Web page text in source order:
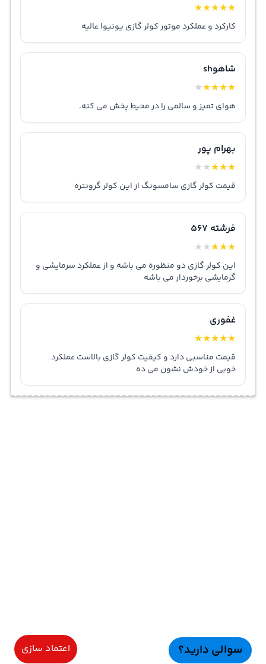
★
★
★
★
★
کارکرد و عملکرد موتور کولر گازی یونیوا عالیه
شاهوsh
★
★
★
★
★
هوای تمیز و سالمی را در محیط پخش می کنه.
بهرام پور
★
★
★
★
★
قیمت کولر گازی سامسونگ از این کولر گرونتره
فرشته 567
★
★
★
★
★
این کولر گازی دو منظوره می باشه و از عملکرد سرمایشی و
گرمایشی برخوردار می باشه
غفوری
★
★
★
★
★
قیمت مناسبی دارد و کیفیت کولر گازی بالاست عملکرد
خوبی از خودش نشون می ده
سوالی دارید؟ اعتماد سازی